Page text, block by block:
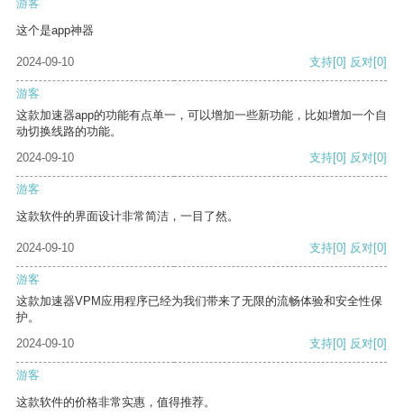
游客
这个是app神器
2024-09-10 支持[0] 反对[0]
游客
这款加速器app的功能有点单一，可以增加一些新功能，比如增加一个自
动切换线路的功能。
2024-09-10
支持[0] 反对[0]
游客
这款软件的界面设计非常简洁，一目了然。
2024-09-10 支持[0] 反对[0]
游客
这款加速器VPM应用程序已经为我们带来了无限的流畅体验和安全性保
护。
2024-09-10
支持[0] 反对[0]
游客
这款软件的价格非常实惠，值得推荐。